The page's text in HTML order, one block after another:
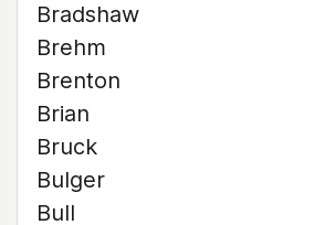
Bradshaw
Brehm
Brenton
Brian
Bruck
Bulger
Bull